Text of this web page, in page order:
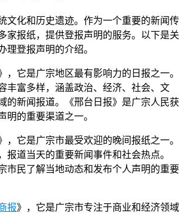
文化和历史遗迹。作为一个重要的新闻传
家报纸，提供登报声明的服务。以下是关
理登报声明的介绍。
，它是广宗地区最有影响力的日报之一。
丰富多样，涵盖政治、经济、社会、文
的新闻报道。《邢台日报》是广宗人民获
明的重要渠道之一。
，它是广宗市最受欢迎的晚间报纸之一。
报道当天的重要新闻事件和社会热点。
市民了解当地动态和发布个人声明的重要
报》，它是广宗市专注于商业和经济领域